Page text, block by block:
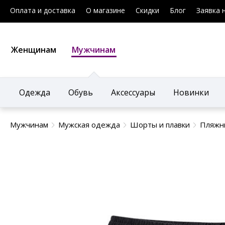
Оплата и доставка О магазине Скидки Блог Заявка
Женщинам Мужчинам
Одежда Обувь Аксессуары Новинки
Мужчинам Мужская одежда Шорты и плавки